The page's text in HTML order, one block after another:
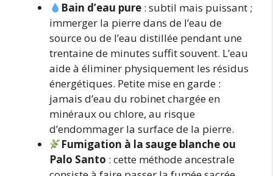
Bain d’eau pure : subtil mais puissant ;
immerger la pierre dans de l’eau de
source ou de l’eau distillée pendant une
trentaine de minutes suffit souvent. L’eau
aide à éliminer physiquement les résidus
énergétiques. Petite mise en garde :
jamais d’eau du robinet chargée en
minéraux ou chlore, au risque
d’endommager la surface de la pierre.
Fumigation à la sauge blanche ou
Palo Santo : cette méthode ancestrale